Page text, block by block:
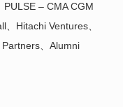
– CMA CGM
Hitachi Ventures、
、Alumni